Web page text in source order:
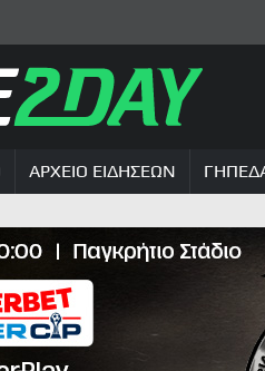
ΑΡΧΕΙΟ ΕΙΔΗΣΕΩΝ